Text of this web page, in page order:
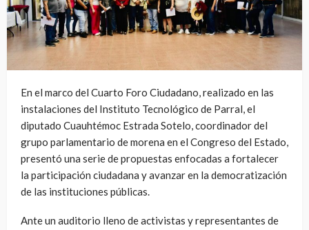
En el marco del Cuarto Foro Ciudadano, realizado en las
instalaciones del Instituto Tecnológico de Parral, el
diputado Cuauhtémoc Estrada Sotelo, coordinador del
grupo parlamentario de morena en el Congreso del Estado,
presentó una serie de propuestas enfocadas a fortalecer
la participación ciudadana y avanzar en la democratización
de las instituciones públicas.
Ante un auditorio lleno de activistas y representantes de